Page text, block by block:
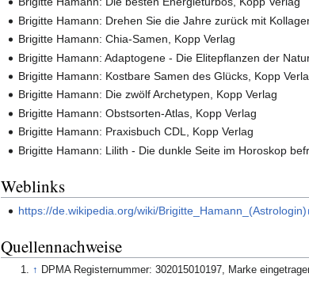
Brigitte Hamann: Drehen Sie die Jahre zurück mit
Brigitte Hamann: Chia-Samen, Kopp Verlag
Brigitte Hamann: Adaptogene - Die Elitepflanzen der
Brigitte Hamann: Kostbare Samen des Glücks, Kopp
Brigitte Hamann: Die zwölf Archetypen, Kopp Verlag
Brigitte Hamann: Obstsorten-Atlas, Kopp Verlag
Brigitte Hamann: Praxisbuch CDL, Kopp Verlag
Brigitte Hamann: Lilith - Die dunkle Seite im Horoskop
Weblinks
https://de.wikipedia.org/wiki/Brigitte_Hamann_(Astrologin)
Quellennachweise
↑ DPMA Registernummer: 302015010197, Marke